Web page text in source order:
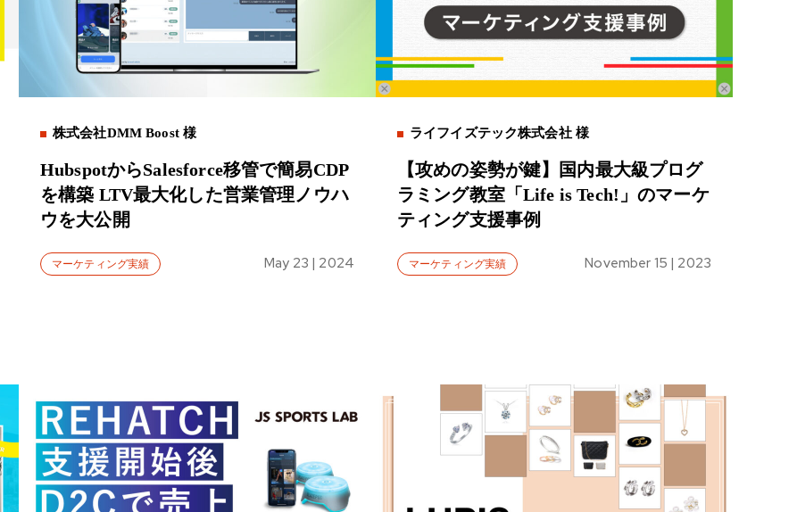
株式会社DMM Boost 様
HubspotからSalesforce移管で簡易CDP
を構築 LTV最大化した営業管理ノウハ
ウを大公開
マーケティング実績 May 23 | 2024
ライフイズテック株式会社 様
【攻めの姿勢が鍵】国内最大級プログ
ラミング教室「Life is Tech!」のマーケ
ティング支援事例
マーケティング実績 November 15 | 2023